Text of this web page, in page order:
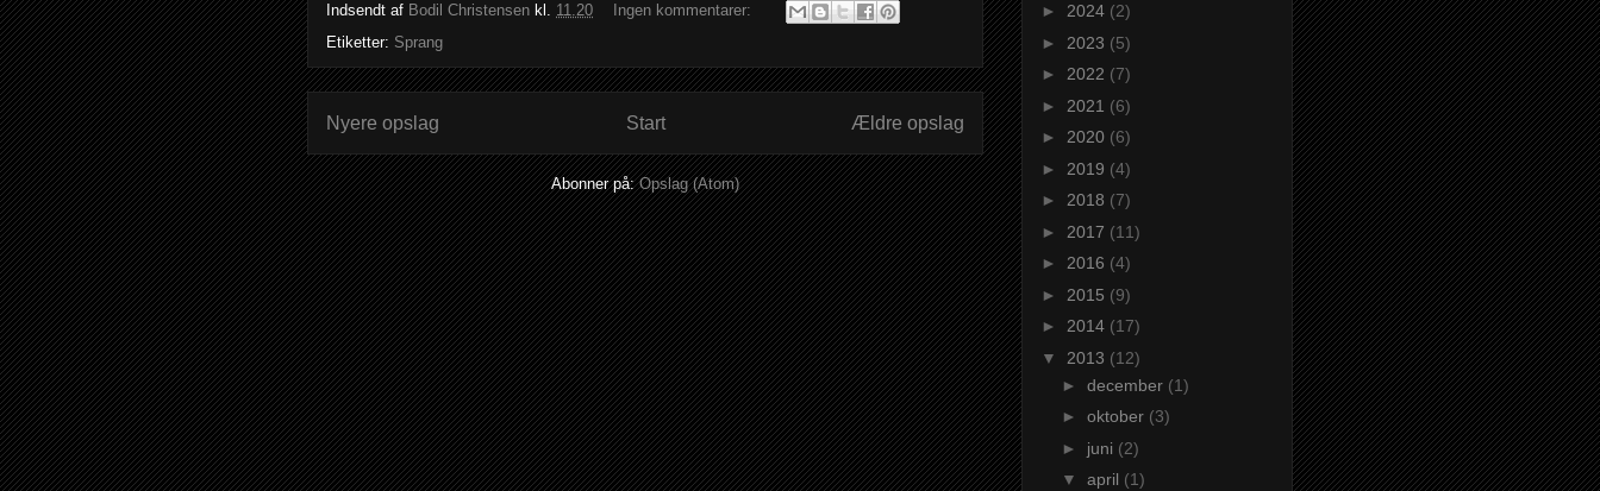
Indsendt af Bodil Christensen kl. 11.20
Ingen kommentarer:
Etiketter: Sprang
Nyere opslag Ældre opslag
Start
Abonner på:Opslag (Atom)
► 2024 (2)
► 2023 (5)
► 2022 (7)
► 2021 (6)
► 2020 (6)
► 2019 (4)
► 2018 (7)
► 2017 (11)
► 2016 (4)
► 2015 (9)
► 2014 (17)
▼ 2013 (12)
► december (1)
► oktober (3)
► juni (2)
▼ april (1)